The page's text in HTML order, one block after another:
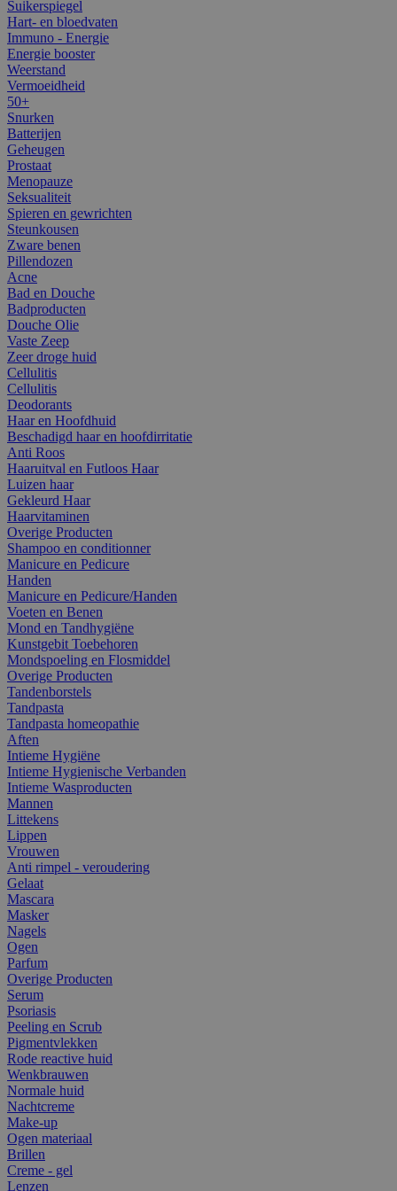
Suikerspiegel
Hart- en bloedvaten
Immuno - Energie
Energie booster
Weerstand
Vermoeidheid
50+
Snurken
Batterijen
Geheugen
Prostaat
Menopauze
Seksualiteit
Spieren en gewrichten
Steunkousen
Zware benen
Pillendozen
Acne
Bad en Douche
Badproducten
Douche Olie
Vaste Zeep
Zeer droge huid
Cellulitis
Cellulitis
Deodorants
Haar en Hoofdhuid
Beschadigd haar en hoofdirritatie
Anti Roos
Haaruitval en Futloos Haar
Luizen haar
Gekleurd Haar
Haarvitaminen
Overige Producten
Shampoo en conditionner
Manicure en Pedicure
Handen
Manicure en Pedicure/Handen
Voeten en Benen
Mond en Tandhygiëne
Kunstgebit Toebehoren
Mondspoeling en Flosmiddel
Overige Producten
Tandenborstels
Tandpasta
Tandpasta homeopathie
Aften
Intieme Hygiëne
Intieme Hygienische Verbanden
Intieme Wasproducten
Mannen
Littekens
Lippen
Vrouwen
Anti rimpel - veroudering
Gelaat
Mascara
Masker
Nagels
Ogen
Parfum
Overige Producten
Serum
Psoriasis
Peeling en Scrub
Pigmentvlekken
Rode reactive huid
Wenkbrauwen
Normale huid
Nachtcreme
Make-up
Ogen materiaal
Brillen
Creme - gel
Lenzen